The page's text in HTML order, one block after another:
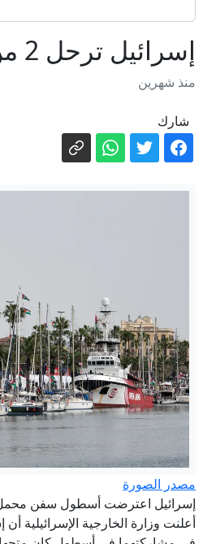
"لا
إسرائيل ترحل 2 من نشطاء أسطول مساعدات كان متجها إلى غزة
منذ شهرين
شارك
مصدر الصورة
إسرائيل اعترضت أسطول سفن
أعلنت وزارة الخارجية الإسرائيلية